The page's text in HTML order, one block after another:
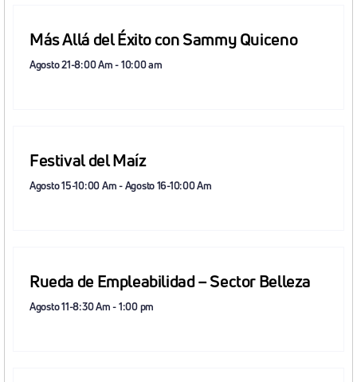
Más Allá del Éxito con Sammy Quiceno
Agosto 21-8:00 Am-10:00 am
Festival del Maíz
Agosto 15-10:00 Am-Agosto 16-10:00 Am
Rueda de Empleabilidad – Sector Belleza
Agosto 11-8:30 Am-1:00 pm